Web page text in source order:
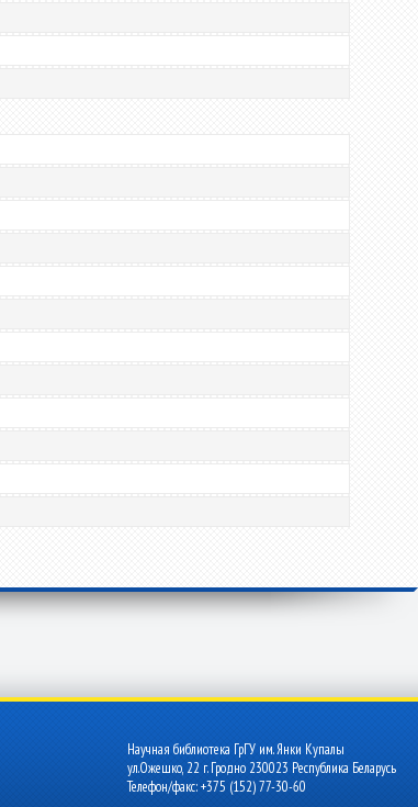
Научная библиотека ГрГУ им. Янки Купалы
ул.Ожешко, 22 г. Гродно 230023 Республика Беларусь
Телефон/факс: +375 (152) 77-30-60